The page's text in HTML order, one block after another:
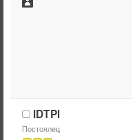
lDTPl
Постоялец